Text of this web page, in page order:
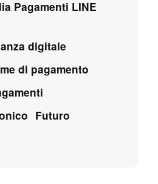
Pagamenti LINE
digitale
di pagamento
Futuro